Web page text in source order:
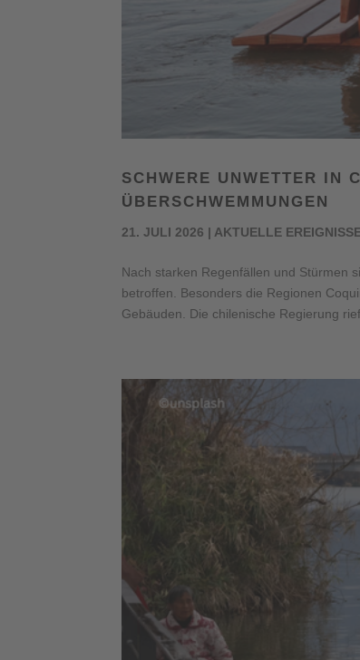
SCHWERE UNWETTER IN
ÜBERSCHWEMMUNGEN
21. JULI 2026 | AKTUELLE
Nach starken Regenfällen und Stürmen
betroffen. Besonders die Regionen
Gebäuden. Die chilenische Regierung